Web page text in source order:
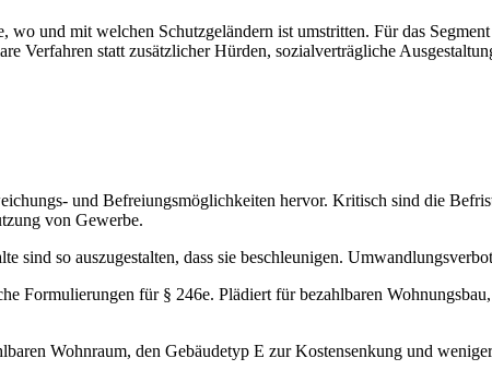
und mit welchen Schutzgeländern ist umstritten. Für das
Verfahren statt zusätzlicher Hürden, sozialverträgliche
und Befreiungsmöglichkeiten hervor. Kritisch sind die
von Gewerbe.
sind so auszugestalten, dass sie beschleunigen.
Formulierungen für § 246e. Plädiert für bezahlbaren
Wohnraum, den Gebäudetyp E zur Kostensenkung und